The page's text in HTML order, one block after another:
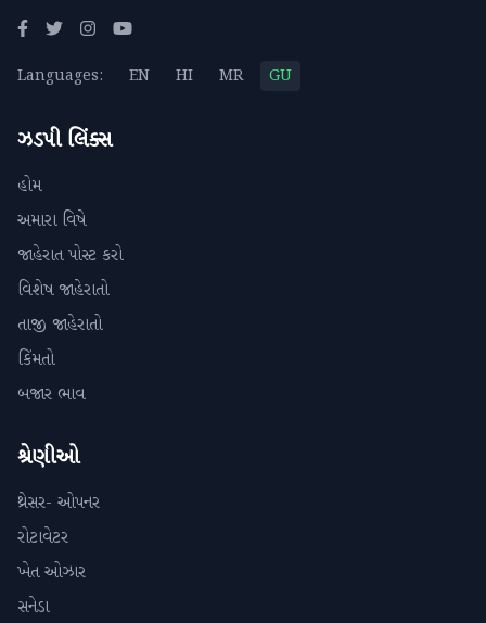
Languages: EN HI MR GU
ઝડપી લિંક્સ
હોમ
અમારા વિષે
જાહેરાત પોસ્ટ કરો
વિશેષ જાહેરાતો
તાજી જાહેરાતો
કિંમતો
બજાર ભાવ
શ્રેણીઓ
થ્રેસર- ઓપનર
રોટાવેટર
ખેત ઓઝાર
સનેડા